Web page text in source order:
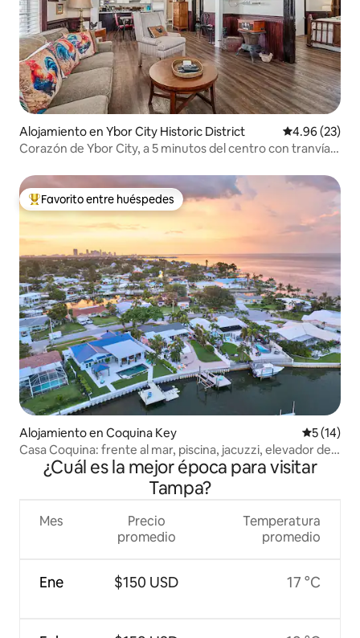
Alojamiento en Ybor City Historic District Calificación
4.96 (23)
Corazón de Ybor City, a 5 minutos del centro con tranvía
Favorito entre huéspedes preferido
Favorito entre huéspedes
Alojamiento en Coquina Key
5 (14)
Casa Coquina: frente al mar, piscina, jacuzzi, elevador de
barcos¿Cuál es la mejor época para visitar
Tampa?
Mes
Ene
Precio
promedio
$150 USD
Temperatura
promedio
17 °C